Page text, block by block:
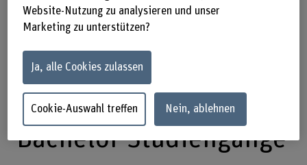
Studiengänge
Infoveranstaltungen
Vertiefungen
Bachelor Studiengänge
Website-Nutzung zu analysieren und unser
Marketing zu unterstützen?
Ja, alle Cookies zulassen
Cookie-Auswahl treffen Nein, ablehnen